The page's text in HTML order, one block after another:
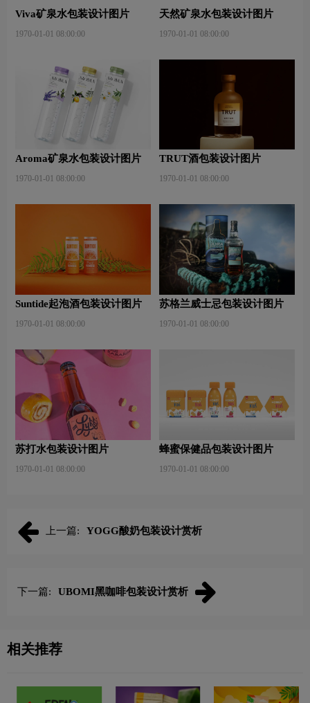
Viva矿泉水包装设计图片
1970-01-01 08:00:00
天然矿泉水包装设计图片
1970-01-01 08:00:00
Aroma矿泉水包装设计图片
1970-01-01 08:00:00
TRUT酒包装设计图片
1970-01-01 08:00:00
Suntide起泡酒包装设计图片
1970-01-01 08:00:00
苏格兰威士忌包装设计图片
1970-01-01 08:00:00
苏打水包装设计图片
1970-01-01 08:00:00
蜂蜜保健品包装设计图片
1970-01-01 08:00:00
上一篇: YOGG酸奶包装设计赏析
下一篇: UBOMI黑咖啡包装设计赏析
相关推荐